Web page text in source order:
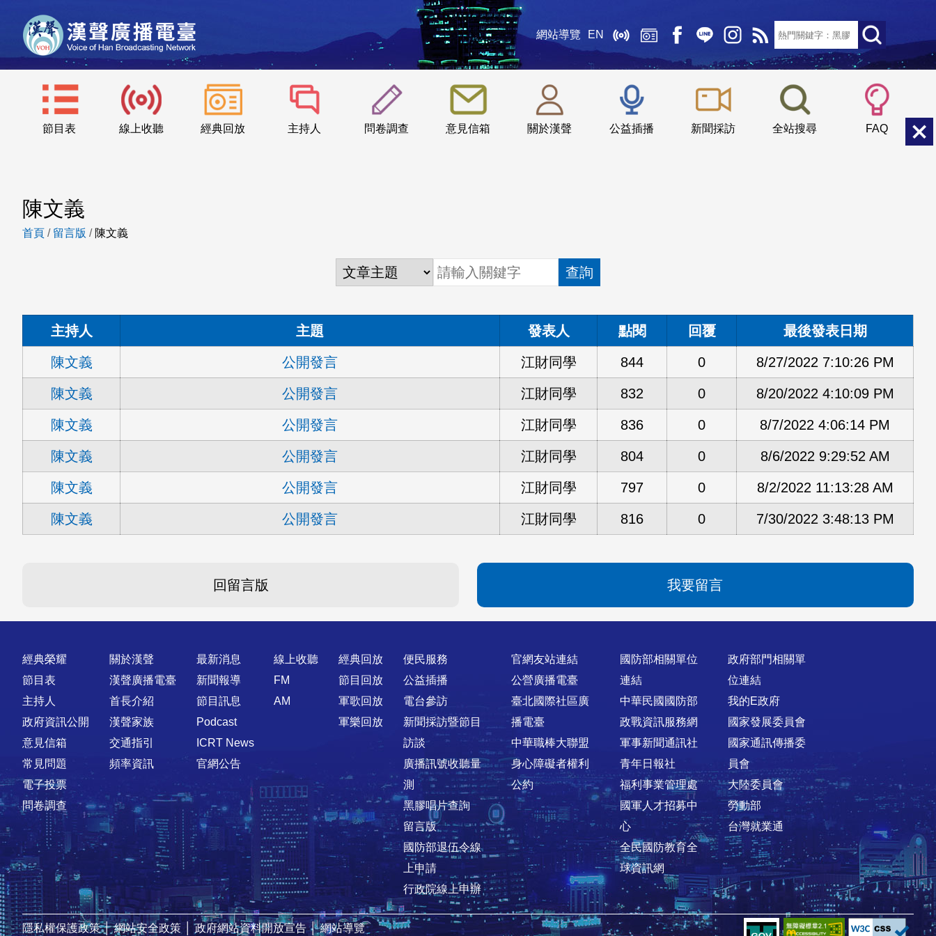
網站導覽 EN
節目表 線上收聽 經典回放 主持人 問卷調查 意見信箱 關於漢聲 公益插播 新聞採訪 全站搜尋 FAQ
::: 小 中
陳文義
首頁 / 留言版 / 陳文義
查詢
主持人 主題 發表人 點閱 回覆 最後發表日期
陳文義 公開發言 江財同學 844 0 8/27/2022 7:10:26 PM
陳文義 公開發言 江財同學 832 0 8/20/2022 4:10:09 PM
陳文義 公開發言 江財同學 836 0 8/7/2022 4:06:14 PM
陳文義 公開發言 江財同學 804 0 8/6/2022 9:29:52 AM
陳文義 公開發言 江財同學 797 0 8/2/2022 11:13:28 AM
陳文義 公開發言 江財同學 816 0 7/30/2022 3:48:13 PM
回留言版 我要留言
快速連結
經典榮耀
節目表
主持人
政府資訊公開
意見信箱
常見問題
電子投票
問卷調查
關於漢聲
漢聲廣播電臺
首長介紹
漢聲家族
交通指引
頻率資訊
最新消息
新聞報導
節目訊息
Podcast
ICRT News
官網公告
線上收聽
FM
AM
經典回放
節目回放
軍歌回放
軍樂回放
便民服務
公益插播
電台參訪
新聞採訪暨節目
訪談
廣播訊號收聽量
測
黑膠唱片查詢
留言版
國防部退伍令線
上申請
行政院線上申辦
官網友站連結
公營廣播電臺
臺北國際社區廣
播電臺
中華職棒大聯盟
身心障礙者權利
公約
國防部相關單位
連結
中華民國國防部
政戰資訊服務網
軍事新聞通訊社
青年日報社
福利事業管理處
國軍人才招募中
心
全民國防教育全
球資訊網
政府部門相關單
位連結
我的E政府
國家發展委員會
國家通訊傳播委
員會
大陸委員會
勞動部
台灣就業通
隱私權保護政策 │ 網站安全政策 │ 政府網站資料開放宣告 │ 網站導覽